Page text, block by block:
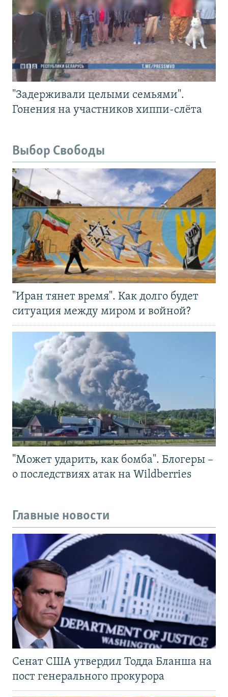
"Задерживали целыми семьями".
Гонения на участников хиппи-слёта
Выбор Свободы
"Иран тянет время". Как долго будет
ситуация между миром и войной?
"Может ударить, как бомба". Блогеры –
о последствиях атак на Wildberries
Главные новости
Сенат США утвердил Тодда Бланша на
пост генерального прокурора